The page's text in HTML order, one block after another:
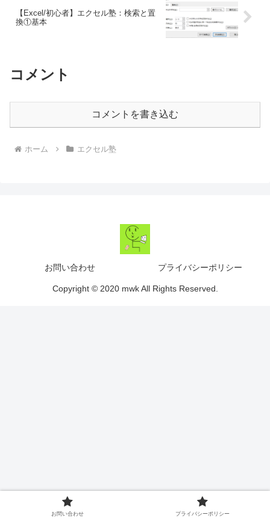
【Excel/初心者】エクセル塾：検索と置
換①基本
コメント
コメントを書き込む
ホーム エクセル塾
お問い合わせ プライバシーポリシー
Copyright © 2020 mwk All Rights Reserved.
お問い合わせ プライバシーポリシー